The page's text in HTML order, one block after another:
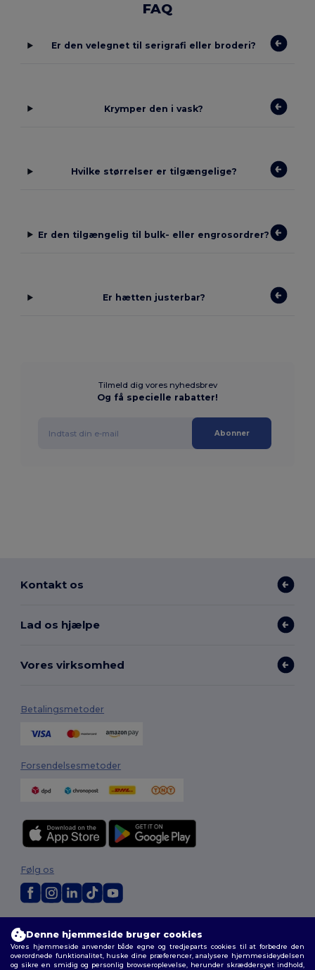
FAQ
Er den velegnet til serigrafi eller broderi?
Krymper den i vask?
Hvilke størrelser er tilgængelige?
Er den tilgængelig til bulk- eller engrosordrer?
Er hætten justerbar?
Tilmeld dig vores nyhedsbrev
Og få specielle rabatter!
Abonner
Kontakt os
Lad os hjælpe
Vores virksomhed
Betalingsmetoder
Forsendelsesmetoder
Vilkår og Betingelser|Tilpasset politik |Fortrolighedspolitik
cookies|Sitemap
Følg os
Denne hjemmeside bruger cookies
Vores hjemmeside anvender både egne og tredjeparts cookies til at forbedre den
overordnede funktionalitet, huske dine præferencer, analysere hjemmesideydelsen
og sikre en smidig og personlig browseroplevelse, herunder skræddersyet indhold,